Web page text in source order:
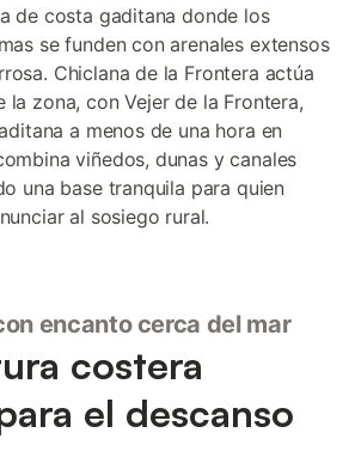
de costa gaditana donde los
se funden con arenales extensos
Chiclana de la Frontera actúa
la zona, con Vejer de la Frontera,
a menos de una hora en
viñedos, dunas y canales
una base tranquila para quien
al sosiego rural.
encanto cerca del mar
costera
el descanso